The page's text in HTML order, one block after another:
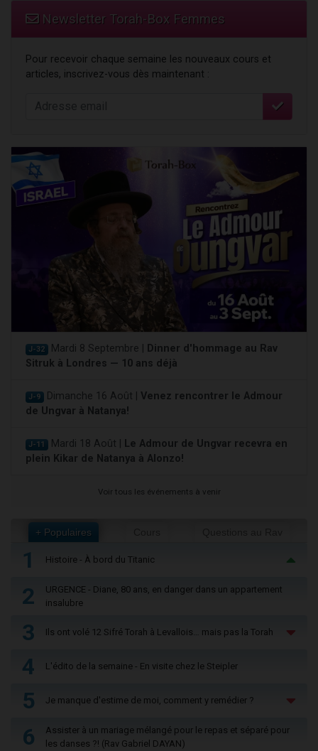
Newsletter Torah-Box Femmes
Pour recevoir chaque semaine les nouveaux cours et
articles, inscrivez-vous dès maintenant :
J-32 Mardi 8 Septembre |
Dinner d'hommage au Rav
Sitruk à Londres — 10 ans déjà
J-9 Dimanche 16 Août | Venez rencontrer le Admour
de Ungvar à Natanya!
J-11 Mardi 18 Août |
Le Admour de Ungvar recevra en
plein Kikar de Natanya à Alonzo!
Voir tous les événements à venir
+ Populaires
1 Histoire - À bord du Titanic
2
URGENCE - Diane, 80 ans, en danger dans un appartement
insalubre
3 Ils ont volé 12 Sifré Torah à Levallois… mais pas la Torah
4 L'édito de la semaine - En visite chez le Steipler
5 Je manque d'estime de moi, comment y remédier ?
6
Assister à un mariage mélangé pour le repas et séparé pour
les danses ?! (Rav Gabriel DAYAN)